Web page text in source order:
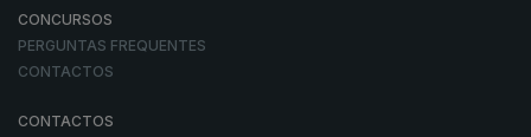
CONCURSOS
PERGUNTAS FREQUENTES
CONTACTOS
CONTACTOS